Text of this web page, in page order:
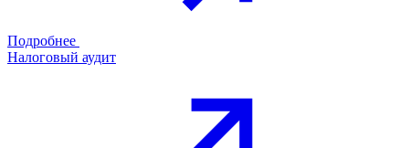
Подробнее
Налоговый аудит